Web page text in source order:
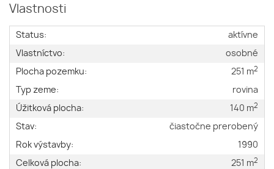
Vlastnosti
Status:
aktívne
Vlastníctvo:
osobné
Plocha pozemku:
251 m2
Typ zeme:
rovina
Úžitková plocha:
140 m2
Stav:
čiastočne prerobený
Rok výstavby:
1990
Celková plocha:
251 m2